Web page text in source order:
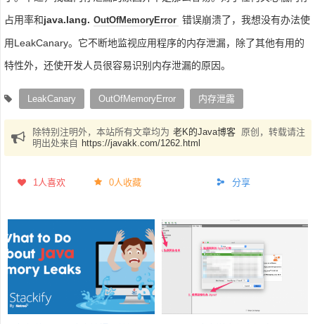
占用率和java.lang. OutOfMemoryError 错误崩溃了，我想没有办法使
用LeakCanary。它不断地监视应用程序的内存泄漏，除了其他有用的
特性外，还使开发人员很容易识别内存泄漏的原因。
LeakCanary OutOfMemoryError 内存泄露
除特别注明外，本站所有文章均为 老K的Java博客 原创，转载请注
明出处来自 https://javakk.com/1262.html
1人喜欢 0人收藏 分享